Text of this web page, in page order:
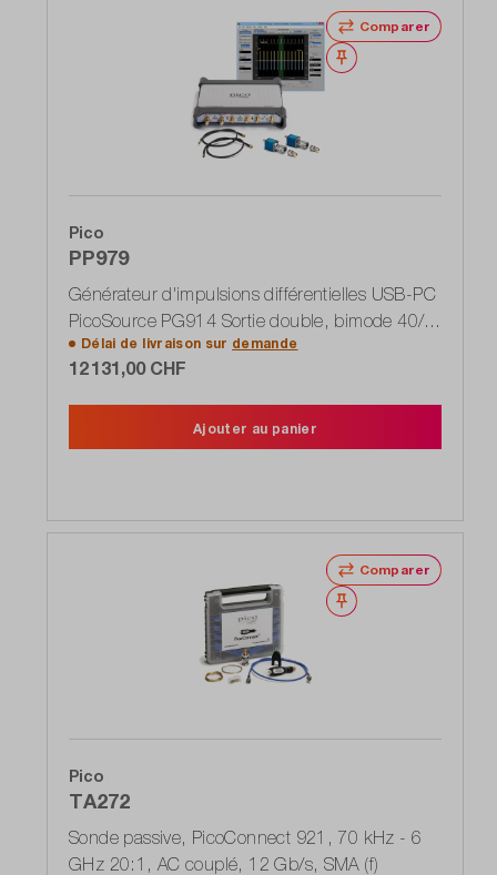
Comparer
Noter
Pico
PP979
Générateur d'impulsions différentielles USB-PC
PicoSource PG914 Sortie double, bimode 40/
60 ps Pulse
Délai de livraison sur demande
12 131,00 CHF
Ajouter au panier
Comparer
Noter
Pico
TA272
Sonde passive, PicoConnect 921, 70 kHz - 6
GHz 20:1, AC couplé, 12 Gb/s, SMA (f)